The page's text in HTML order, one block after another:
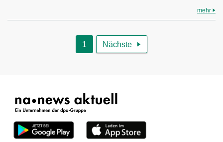
mehr
1 Nächste 